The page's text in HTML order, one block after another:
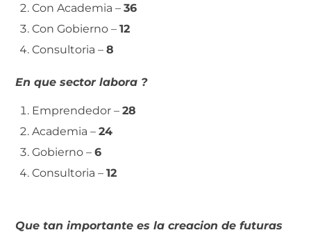
Con Academia –36
Con Gobierno –12
Consultoria –8
En que sector labora ?
Emprendedor –28
Academia –24
Gobierno –6
Consultoria –12
Que tan importante es la creacion de futuras